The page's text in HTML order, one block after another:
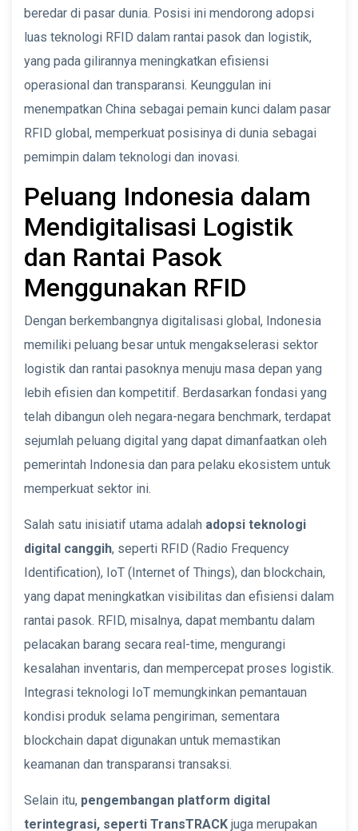
beredar di pasar dunia. Posisi ini mendorong adopsi
luas teknologi RFID dalam rantai pasok dan logistik,
yang pada gilirannya meningkatkan efisiensi
operasional dan transparansi. Keunggulan ini
menempatkan China sebagai pemain kunci dalam pasar
RFID global, memperkuat posisinya di dunia sebagai
pemimpin dalam teknologi dan inovasi.
Peluang Indonesia dalam
Mendigitalisasi Logistik
dan Rantai Pasok
Menggunakan RFID
Dengan berkembangnya digitalisasi global, Indonesia
memiliki peluang besar untuk mengakselerasi sektor
logistik dan rantai pasoknya menuju masa depan yang
lebih efisien dan kompetitif. Berdasarkan fondasi yang
telah dibangun oleh negara-negara benchmark, terdapat
sejumlah peluang digital yang dapat dimanfaatkan oleh
pemerintah Indonesia dan para pelaku ekosistem untuk
memperkuat sektor ini.
Salah satu inisiatif utama adalah adopsi teknologi
digital canggih, seperti RFID (Radio Frequency
Identification), IoT (Internet of Things), dan blockchain,
yang dapat meningkatkan visibilitas dan efisiensi dalam
rantai pasok. RFID, misalnya, dapat membantu dalam
pelacakan barang secara real-time, mengurangi
kesalahan inventaris, dan mempercepat proses logistik.
Integrasi teknologi IoT memungkinkan pemantauan
kondisi produk selama pengiriman, sementara
blockchain dapat digunakan untuk memastikan
keamanan dan transparansi transaksi.
Selain itu, pengembangan platform digital
terintegrasi, seperti TransTRACK juga merupakan